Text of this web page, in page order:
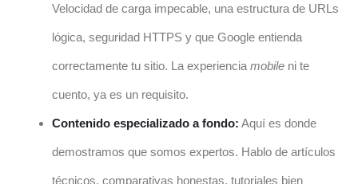
Velocidad de carga impecable, una estructura de URLs
lógica, seguridad HTTPS y que Google entienda
correctamente tu sitio. La experiencia mobile ni te
cuento, ya es un requisito.
Contenido especializado a fondo: Aquí es donde
demostramos que somos expertos. Hablo de artículos
técnicos, comparativas honestas, tutoriales bien